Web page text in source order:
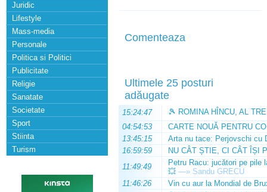
Juridic
Lifestyle
Mass-media
Personale
Politica si Politici
Publicitate
Religie
Sanatate
Societate
Sport
Stiinta
Turism
Comenteaza
Ultimele 25 posturi
adăugate
15:24:47
🎾 ROMINA HÎNCU, AL
04:54:53
CARTE NOUĂ PENTRU
13:45:15
Arta nu tace: Perjovschi cu
16:59:59
NU CÂT ȘTIE, CI CÂT ÎȘI
11:49:49
Petru Racu: jucători pe pile
💥 —» Sandu GRECU
11:46:26
Vin cu aur la Mondial de